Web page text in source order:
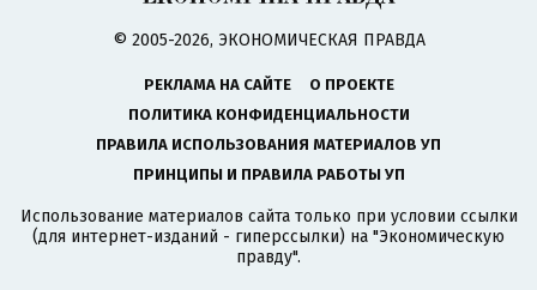
© 2005-2026, ЭКОНОМИЧЕСКАЯ ПРАВДА
РЕКЛАМА НА САЙТЕ
О ПРОЕКТЕ
ПОЛИТИКА КОНФИДЕНЦИАЛЬНОСТИ
ПРАВИЛА ИСПОЛЬЗОВАНИЯ МАТЕРИАЛОВ УП
ПРИНЦИПЫ И ПРАВИЛА РАБОТЫ УП
Использование материалов сайта только при условии ссылки
(для интернет-изданий - гиперссылки) на "Экономическую
правду".